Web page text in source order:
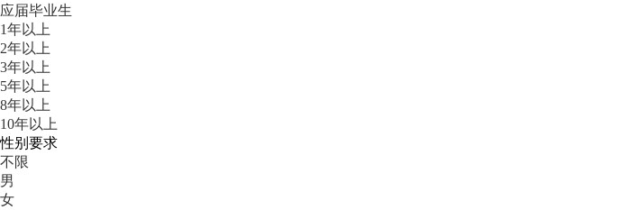
应届毕业生
1年以上
2年以上
3年以上
5年以上
8年以上
10年以上
性别要求
不限
男
女